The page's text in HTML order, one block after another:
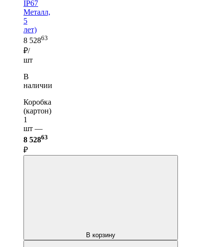
IP67
Металл,
5
лет)
8 52863
₽/
шт
В
наличии
Коробка
(картон)
1
шт —
8 52863
₽
В корзину